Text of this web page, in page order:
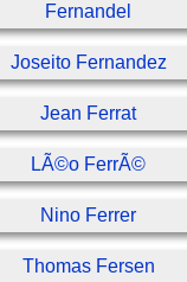
Fernandel
Joseito Fernandez
Jean Ferrat
LÃ©o FerrÃ©
Nino Ferrer
Thomas Fersen